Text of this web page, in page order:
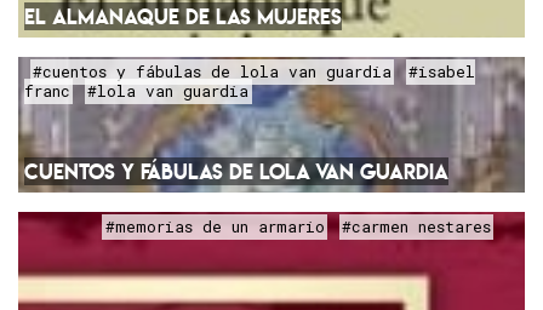
EL ALMANAQUE DE LAS MUJERES
#cuentos y fábulas de lola van guardia
#isabel
franc
#lola van guardia
CUENTOS Y FÁBULAS DE LOLA VAN GUARDIA
#memorias de un armario #carmen nestares